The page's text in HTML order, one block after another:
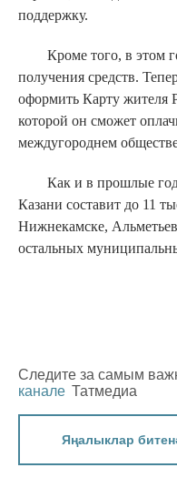
поддержку.
Кроме того, в этом
получения средств.
оформить Карту жителя
которой он сможет
междугороднем
Как и в прошлые
Казани составит до 11
Нижнекамске,
остальных
Следите за самым
канале Татмедиа
Яңалыклар